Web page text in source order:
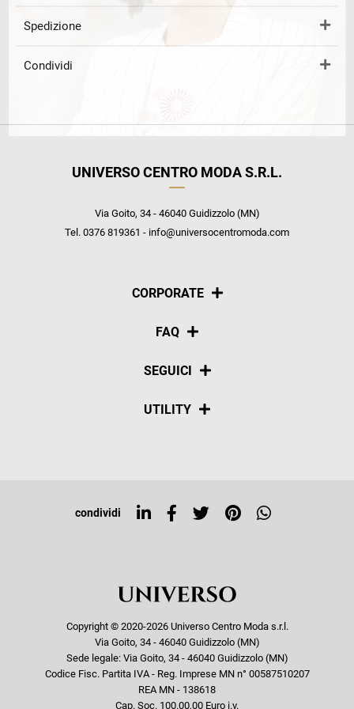
Spedizione
Condividi
UNIVERSO CENTRO MODA S.R.L.
Via Goito, 34 - 46040 Guidizzolo (MN)
Tel. 0376 819361 - info@universocentromoda.com
CORPORATE
Chi siamo
FAQ
Pagamenti
SEGUICI
Social
UTILITY
Top ricerche
condividi
Copyright © 2020-2026 Universo Centro Moda s.r.l.
Via Goito, 34 - 46040 Guidizzolo (MN)
Sede legale: Via Goito, 34 - 46040 Guidizzolo (MN)
Codice Fisc. Partita IVA - Reg. Imprese MN n° 00587510207
REA MN - 138618
Cap. Soc. 100.00,00 Euro i.v.